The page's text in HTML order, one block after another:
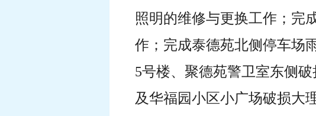
照明的维修与更换工作；完
作；完成泰德苑北侧停车场
5号楼、聚德苑警卫室东侧
及华福园小区小广场破损大